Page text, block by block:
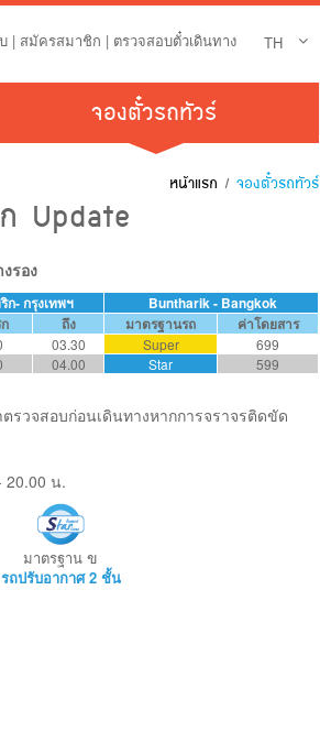
TH
| สมัครสมาชิก | ตรวจสอบตั๋วเดินทาง
จองตั๋วรถทัวร์
หน้าแรก / จองตั๋วรถทัวร์
Update
รอง
ก-กรุงเทพฯ Buntharik- Bangkok
ถึง มาตรฐานรถ ค่าโดยสาร
03.30 Super
699
04.00 Star 599
รวจสอบก่อนเดินทางหากการจราจรติดขัด
20.00 น.
มาตรฐาน ข
รถปรับอากาศ 2 ชั้น